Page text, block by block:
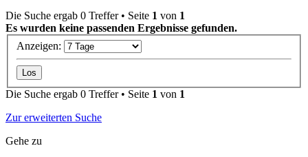
Die Suche ergab 0 Treffer • Seite 1 von 1
Es wurden keine passenden Ergebnisse gefunden.
Anzeigen:
Die Suche ergab 0 Treffer • Seite 1 von 1
Zur erweiterten Suche
Gehe zu